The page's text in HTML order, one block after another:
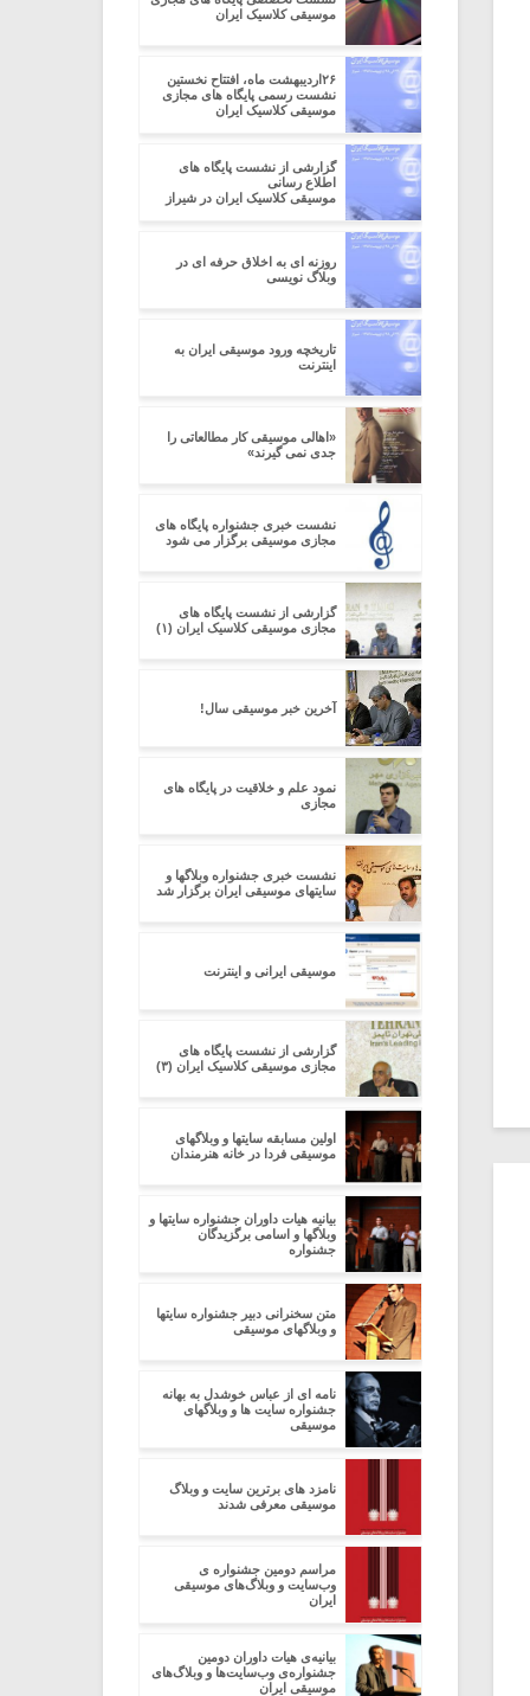
موسیقی کلاسیک ایران
۲۶اردیبهشت ماه، افتتاح نخستین
نشست رسمی پایگاه های مجازی
موسیقی کلاسیک ایران
گزارشی از نشست پایگاه های
اطلاع رسانی
موسیقی کلاسیک ایران در شیراز
روزنه ای به اخلاق حرفه ای در
وبلاگ نویسی
تاریخچه ورود موسیقی ایران به
اینترنت
«اهالی موسیقی کار مطالعاتی را
جدی نمی گیرند»
نشست خبری جشنواره پایگاه های
مجازی موسیقی برگزار می شود
گزارشی از نشست پایگاه های
مجازی موسیقی کلاسیک ایران (۱)
آخرین خبر موسیقی سال!
نمود علم و خلاقیت در پایگاه های
مجازی
نشست خبری جشنواره وبلاگها و
سایتهای موسیقی ایران برگزار شد
موسیقی ایرانی و اینترنت
گزارشی از نشست پایگاه های
مجازی موسیقی کلاسیک ایران (۳)
اولین مسابقه سایتها و وبلاگهای
موسیقی فردا در خانه هنرمندان
بیانیه هیات داوران جشنواره سایتها و
وبلاگها و اسامی برگزیدگان
جشنواره
متن سخنرانی دبیر جشنواره سایتها
و وبلاگهای موسیقی
نامه ای از عباس خوشدل به بهانه
جشنواره سایت ها و وبلاگهای
موسیقی
نامزد های برترین سایت و وبلاگ
موسیقی معرفی شدند
مراسم دومین جشنواره ی
وب‌سایت و وبلاگ‌های موسیقی
ایران
بیانیه‌ی هیات داوران دومین
جشنواره‌ی وب‌سایت‌ها و وبلاگ‌های
موسیقی ایران